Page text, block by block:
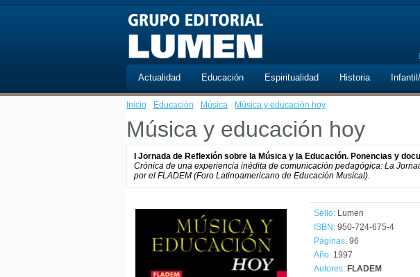
Actualidad Educación Espiritualidad Historia
Inicio · Educación · Música · Música y educación hoy
Música y educación hoy
I Jornada de Reflexión sobre la Música y la Educación. Ponencias y
Crónica de una experiencia inédita de comunicación pedagógica: La
por el FLADEM (Foro Latinoamericano de Educación Musical).
Sello: Lumen
ISBN: 950-724-675-4
Páginas: 96
Año: 1997
Autores: FLADEM